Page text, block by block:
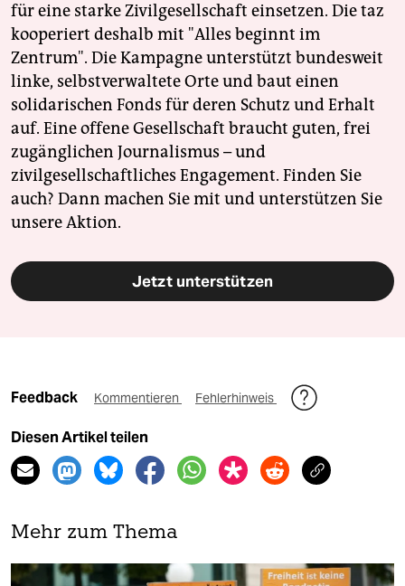
für eine starke Zivilgesellschaft einsetzen. Die taz
kooperiert deshalb mit "Alles beginnt im
Zentrum". Die Kampagne unterstützt bundesweit
linke, selbstverwaltete Orte und baut einen
solidarischen Fonds für deren Schutz und Erhalt
auf. Eine offene Gesellschaft braucht guten, frei
zugänglichen Journalismus – und
zivilgesellschaftliches Engagement. Finden Sie
auch? Dann machen Sie mit und unterstützen Sie
unsere Aktion.
Jetzt unterstützen
Feedback Kommentieren Fehlerhinweis
Diesen Artikel teilen
Mehr zum Thema